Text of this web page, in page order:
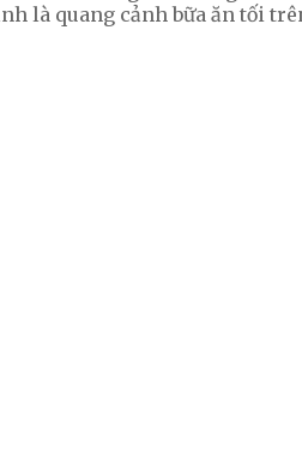
là quang cảnh bữa ăn tối